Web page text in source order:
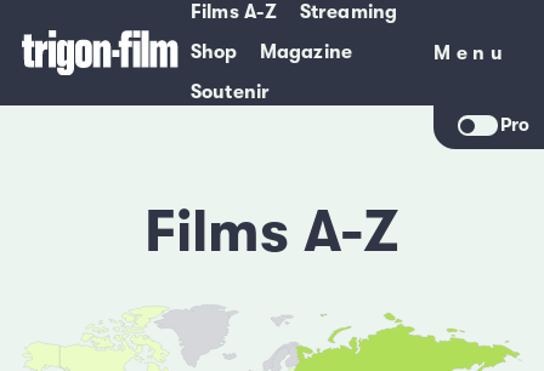
Films A-Z
Streaming
Shop
Magazine
Soutenir
Menu
Menu
Pro
Films A-Z